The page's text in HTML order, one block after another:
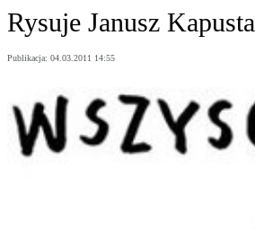
Rysuje Janusz Kapusta
Publikacja: 04.03.2011 14:55